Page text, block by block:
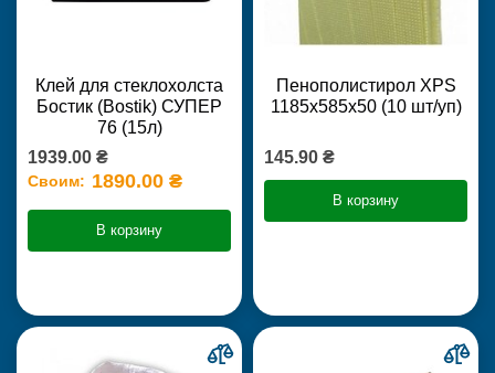
Клей для стеклохолста
Бостик (Bostik) СУПЕР
76 (15л)
1939.00 ₴
Своим: 1890.00 ₴
В корзину
Пенополистирол XPS
1185х585х50 (10 шт/уп)
145.90 ₴
В корзину